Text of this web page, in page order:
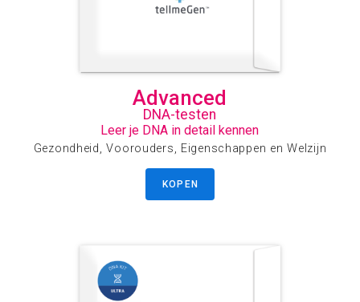
Advanced
DNA-testen
Leer je DNA in detail kennen
Gezondheid, Voorouders, Eigenschappen en Welzijn
KOPEN